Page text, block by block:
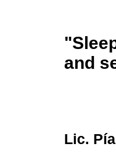
and
Lic.